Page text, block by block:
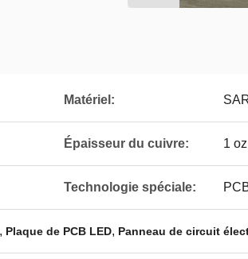
Matériel:
Épaisseur du cuivre: 1 oz
Technologie spéciale:
, Plaque de PCB LED, Panneau de circuit